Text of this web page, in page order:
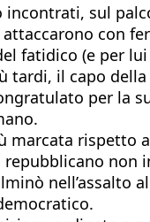
incontrati, sul
con
fatidico (e per
tardi, il capo
per la
marcata
non
nell’assalto